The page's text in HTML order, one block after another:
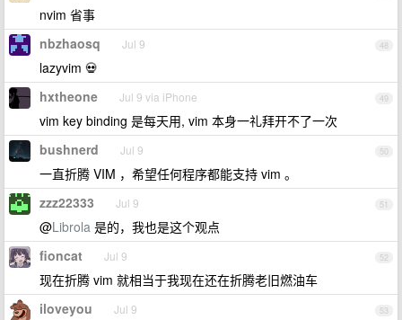
nvim 省事
48
nbzhaosq Jul 9
lazyvim 💀
49
hxtheone Jul 9 via iPhone
vim key binding 是每天用, vim 本身一礼拜开不了一次
50
bushnerd Jul 9
一直折腾 VIM ，希望任何程序都能支持 vim 。
51
zzz22333 Jul 9
@Librola 是的，我也是这个观点
52
fioncat Jul 9
现在折腾 vim 就相当于我现在还在折腾老旧燃油车
53
iloveyou Jul 9